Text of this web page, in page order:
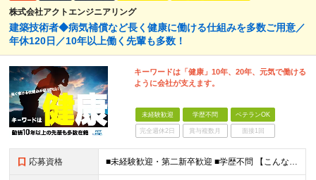
株式会社アクトエンジニアリング
建築技術者◆病気補償など長く健康に働ける仕組みを多数ご用意／
年休120日／10年以上働く先輩も多数！
キーワードは「健康」10年、20年、元気で働ける
ように会社が支えます。
未経験歓迎 学歴不問 ベテランOK
完全週休2日 賞与複数月 面接1回
応募資格 ■未経験歓迎・第二新卒歓迎 ■学歴不問 【こんな方はぜひご応募ください】 ■大手ゼネコンのプロジェクトに関わってみたい ■福利厚生が整った会社で働きたい ■年収アップを狙いたい ■スケールの大きな仕